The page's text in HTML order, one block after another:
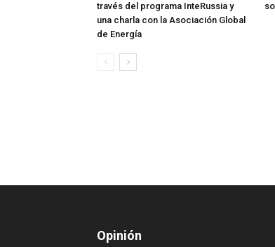
través del programa InteRussia y
una charla con la Asociación Global
de Energía
Opinión